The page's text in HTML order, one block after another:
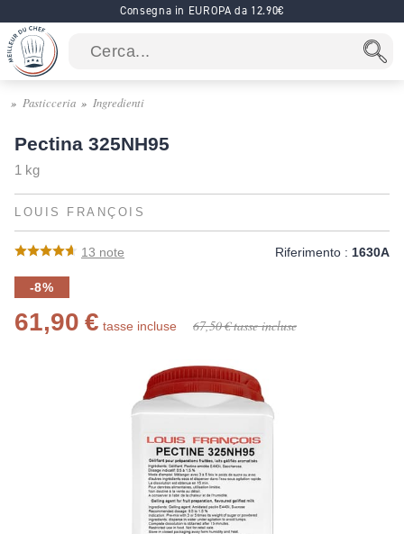
Consegna in EUROPA da 12.90€
Pasticceria Ingredienti
Pectina 325NH95
1 kg
LOUIS FRANÇOIS
13 note Riferimento : 1630A
-8%
61,90 € tasse incluse 67,50 €tasse incluse